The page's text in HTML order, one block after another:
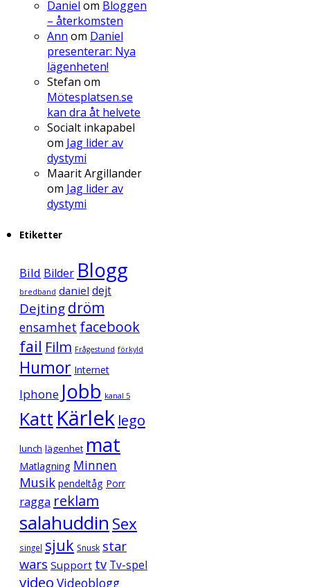
Daniel om Bloggen
– återkomsten
Ann om Daniel
presenterar: Nya
lägenheten!
Stefan om
Mötesplatsen.se
kan dra åt helvete
Socialt inkapabel
om Jag lider av
dystymi
Maarit Argillander
om Jag lider av
dystymi
Etiketter
Bild Bilder Blogg
bredband daniel dejt
Dejtingdröm
ensamhet facebook
fail Film Frågestund förkyld
Humor Internet
Iphone Jobb kanal 5
Katt Kärlek lego
lunch lägenhet mat
Matlagning Minnen
Musik pendeltåg Porr
ragga reklam
salahuddin Sex
singel sjuk Snusk star
wars Support tv Tv-spel
video Videoblogg